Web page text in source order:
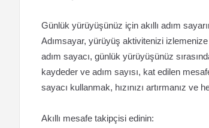
Günlük yürüyüşünüz için akıllı adım
Adımsayar, yürüyüş aktivitenizi
adım sayacı, günlük yürüyüşünüz
kaydeder ve adım sayısı, kat edilen
sayacı kullanmak, hızınızı artırmanız
Akıllı mesafe takipçisi edinin: